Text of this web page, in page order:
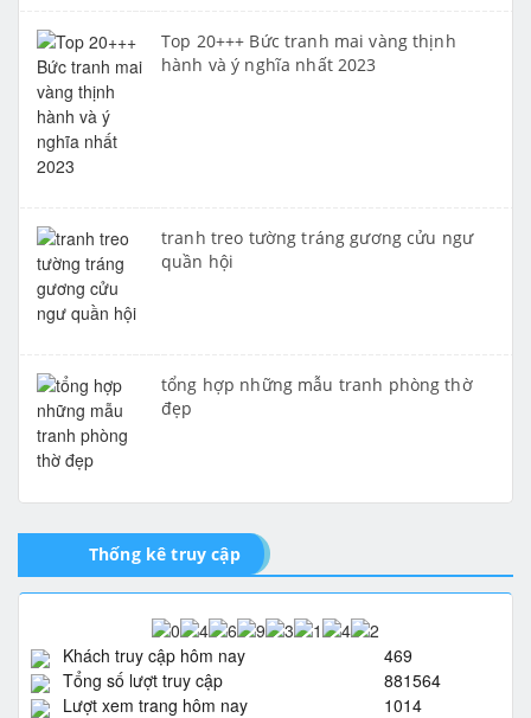
Top 20+++ Bức tranh mai vàng thịnh
hành và ý nghĩa nhất 2023
tranh treo tường tráng gương cửu ngư
quần hội
tổng hợp những mẫu tranh phòng thờ
đẹp
Thống kê truy cập
Khách truy cập hôm nay
469
Tổng số lượt truy cập
881564
Lượt xem trang hôm nay
1014